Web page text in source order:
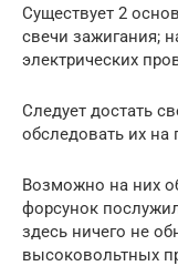
Существует 2
свечи зажигания;
электрических
Следует достать
обследовать их
Возможно на них
форсунок
здесь ничего не
высоковольтных